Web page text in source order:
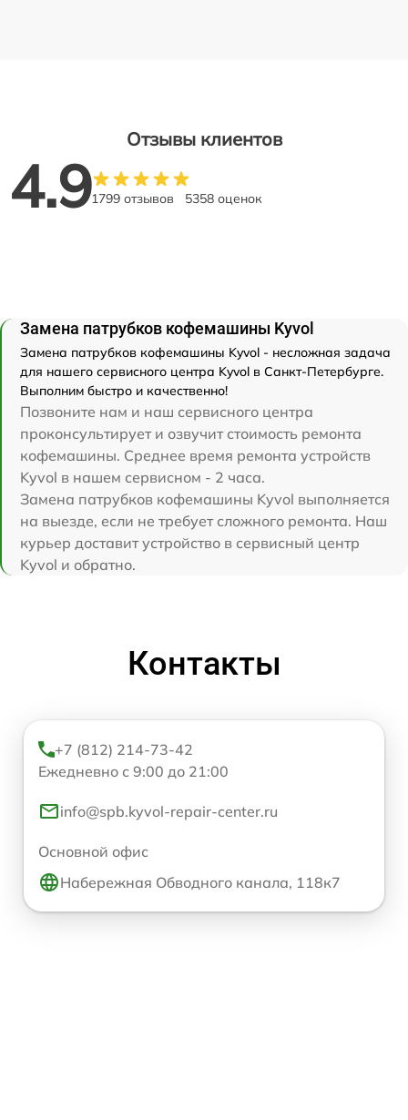
Отзывы клиентов
4.91799 отзывов 5358 оценок
Замена патрубков кофемашины Kyvol
Замена патрубков кофемашины Kyvol - несложная задача
для нашего сервисного центра Kyvol в Санкт-Петербурге.
Выполним быстро и качественно!
Позвоните нам и наш сервисного центра
проконсультирует и озвучит стоимость ремонта
кофемашины. Среднее время ремонта устройств
Kyvol в нашем сервисном - 2 часа.
Замена патрубков кофемашины Kyvol выполняется
на выезде, если не требует сложного ремонта. Наш
курьер доставит устройство в сервисный центр
Kyvol и обратно.
Контакты
+7 (812) 214-73-42
Ежедневно с 9:00 до 21:00
info@spb.kyvol-repair-center.ru
Основной офис
Набережная Обводного канала, 118к7